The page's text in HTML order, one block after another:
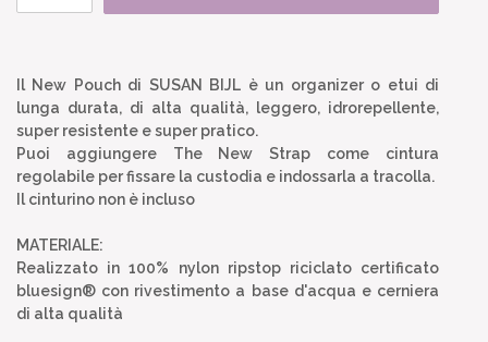
Il New Pouch di SUSAN BIJL è un organizer o etui di
lunga durata, di alta qualità, leggero, idrorepellente,
super resistente e super pratico.
Puoi aggiungere The New Strap come cintura
regolabile per fissare la custodia e indossarla a tracolla.
Il cinturino non è incluso
MATERIALE:
Realizzato in 100% nylon ripstop riciclato certificato
bluesign® con rivestimento a base d'acqua e cerniera
di alta qualità